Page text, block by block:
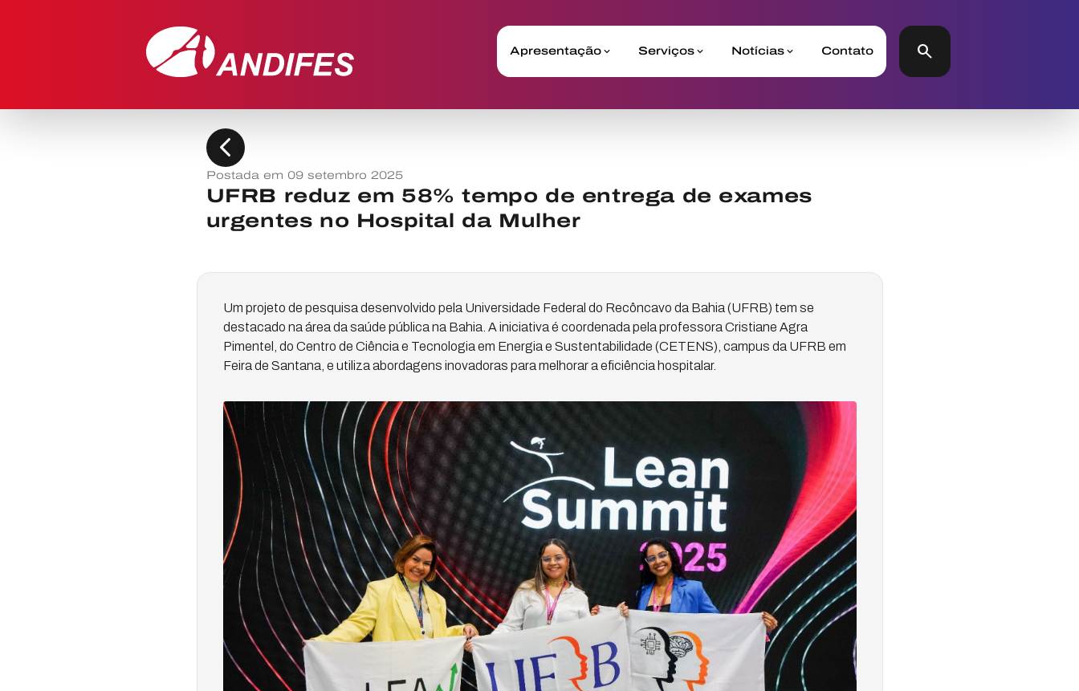
Apresentação Serviços Notícias Contato search
chevron_left
Postada em 09 setembro 2025
UFRB reduz em 58% tempo de entrega de exames
urgentes no Hospital da Mulher
Um projeto de pesquisa desenvolvido pela Universidade Federal do Recôncavo da Bahia (UFRB) tem se
destacado na área da saúde pública na Bahia. A iniciativa é coordenada pela professora Cristiane Agra
Pimentel, do Centro de Ciência e Tecnologia em Energia e Sustentabilidade (CETENS), campus da UFRB em
Feira de Santana, e utiliza abordagens inovadoras para melhorar a eficiência hospitalar.